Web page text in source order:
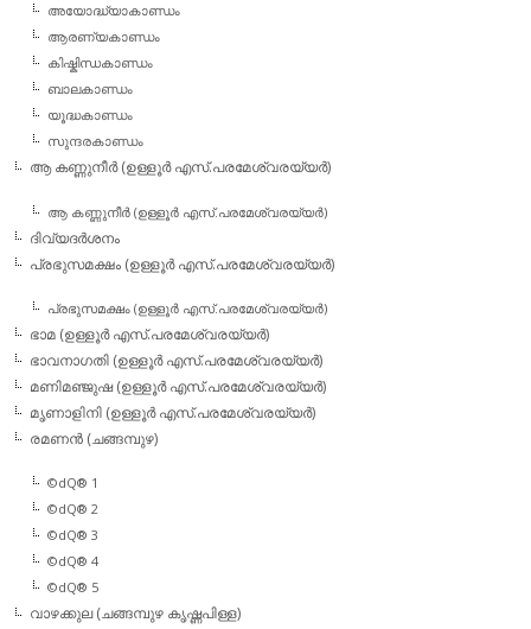
അയോദ്ധ്യാകാണ്ഡം
ആരണ്യകാണ്ഡം
കിഷ്കിന്ധകാണ്ഡം
ബാലകാണ്ഡം
യൂദ്ധകാണ്ഡം
സുന്ദരകാണ്ഡം
ആ കണ്ണുനീര്‍ (ഉള്ളൂര്‍ എസ്.പരമേശ്വരയ്യര്‍)
ആ കണ്ണുനീര്‍ (ഉള്ളൂര്‍ എസ്.പരമേശ്വരയ്യര്‍)
ദിവ്യദര്‍ശനം
പ്രഭുസമക്ഷം (ഉള്ളൂര്‍ എസ്.പരമേശ്വരയ്യര്‍)
പ്രഭുസമക്ഷം (ഉള്ളൂര്‍ എസ്.പരമേശ്വരയ്യര്‍)
ഭാമ (ഉള്ളൂര്‍ എസ്.പരമേശ്വരയ്യര്‍)
ഭാവനാഗതി (ഉള്ളൂര്‍ എസ്.പരമേശ്വരയ്യര്‍)
മണിമഞ്ജുഷ (ഉള്ളൂര്‍ എസ്.പരമേശ്വരയ്യര്‍)
മൃണാളിനി (ഉള്ളൂര്‍ എസ്.പരമേശ്വരയ്യര്‍)
രമണന്‍ (ചങ്ങമ്പുഴ)
©dQ® 1
©dQ® 2
©dQ® 3
©dQ® 4
©dQ® 5
വാഴക്കുല (ചങ്ങമ്പുഴ കൃഷ്ണപിള്ള)